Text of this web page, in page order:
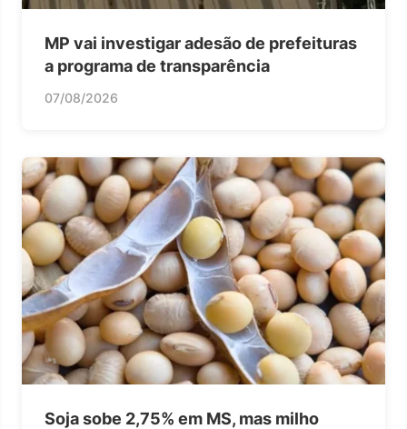
MP vai investigar adesão de prefeituras
a programa de transparência
07/08/2026
Soja sobe 2,75% em MS, mas milho